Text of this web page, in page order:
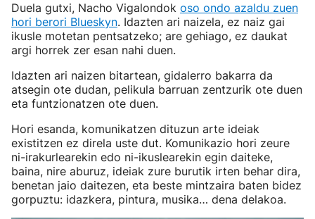
Duela gutxi, Nacho Vigalondok oso ondo azaldu zuen
hori berori Blueskyn. Idazten ari naizela, ez naiz gai
ikusle motetan pentsatzeko; are gehiago, ez daukat
argi horrek zer esan nahi duen.
Idazten ari naizen bitartean, gidalerro bakarra da
atsegin ote dudan, pelikula barruan zentzurik ote duen
eta funtzionatzen ote duen.
Hori esanda, komunikatzen dituzun arte ideiak
existitzen ez direla uste dut. Komunikazio hori zeure
ni-irakurlearekin edo ni-ikuslearekin egin daiteke,
baina, nire aburuz, ideiak zure burutik irten behar dira,
benetan jaio daitezen, eta beste mintzaira baten bidez
gorpuztu: idazkera, pintura, musika… dena delakoa.